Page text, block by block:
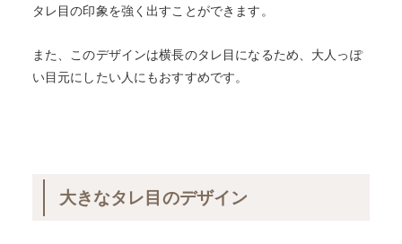
タレ目の印象を強く出すことができます。
また、このデザインは横長のタレ目になるため、大人っぽ
い目元にしたい人にもおすすめです。
大きなタレ目のデザイン